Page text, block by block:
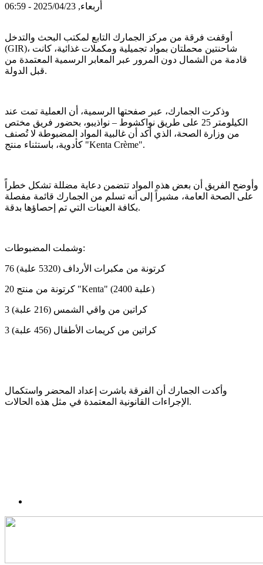
أربعاء, 2025/04/23 - 06:59
أوقفت فرقة من مركز الجمارك التابع لمكتب البحث والتدخل
(GIR)، شاحنتين محملتان بمواد تجميلية ومكملات غذائية، كانت
قادمة من الشمال دون المرور عبر المعابر الرسمية المعتمدة من
قبل الدولة.
وذكرت الجمارك، عبر صفحتها الرسمية، أن العملية تمت عند
الكيلومتر 25 على طريق نواكشوط – نواذيبو، بحضور فريق مختص
من وزارة الصحة، الذي أكد أن غالبية المواد المضبوطة لا تُصنف
كأدوية، باستثناء منتج "Kenta Crème".
وأوضح الفريق أن بعض هذه المواد تتضمن دعاية مضللة تشكل خطراً
على الصحة العامة، مشيراً إلى أنه تسلم من الجمارك قائمة مفصلة
بكافة العينات التي تم إحصاؤها بدقة.
وشملت المضبوطات:
76 كرتونة من مكبرات الأرداف (5320 علبة)
20 كرتونة من منتج "Kenta" (2400 علبة)
3 كراتين من واقي الشمس (216 علبة)
3 كراتين من كريمات الأطفال (456 علبة)
وأكدت الجمارك أن الفرقة باشرت إعداد المحضر واستكمال
الإجراءات القانونية المعتمدة في مثل هذه الحالات.